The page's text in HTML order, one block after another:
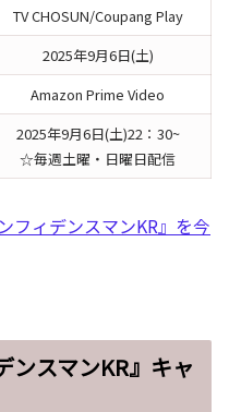
TV CHOSUN/Coupang Play
2025年9月6日(土)
Amazon Prime Video
2025年9月6日(土)22：30~
☆毎週土曜・日曜日配信
フィデンスマンKR』を今
ンスマンKR』キャ